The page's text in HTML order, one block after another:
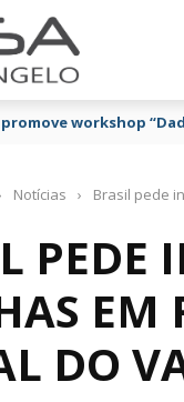
promove workshop
Notícias › Brasil pede
PEDE
EM
DO